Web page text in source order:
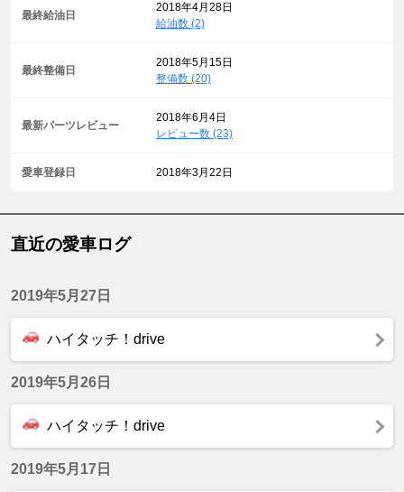
最終給油日
2018年4月28日
給油数 (2)
最終整備日
2018年5月15日
整備数 (20)
最新パーツレビュー
2018年6月4日
レビュー数 (23)
愛車登録日 2018年3月22日
直近の愛車ログ
2019年5月27日
ハイタッチ！drive
2019年5月26日
ハイタッチ！drive
2019年5月17日